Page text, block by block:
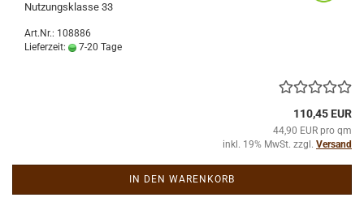
Nut­zungs­klas­se 33
Art.Nr.: 108886
Lieferzeit:
7-20 Tage
110,45 EUR
44,90 EUR pro qm
inkl. 19% MwSt. zzgl. Versand
IN DEN WARENKORB